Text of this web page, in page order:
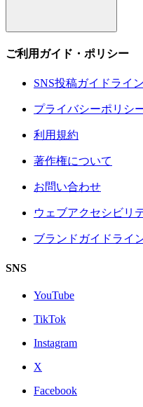
ご利用ガイド・ポリシー
SNS投稿ガイドライン
プライバシーポリシ
利用規約
著作権について
お問い合わせ
ウェブアクセシビリ
ブランドガイドライ
SNS
YouTube
TikTok
Instagram
X
Facebook